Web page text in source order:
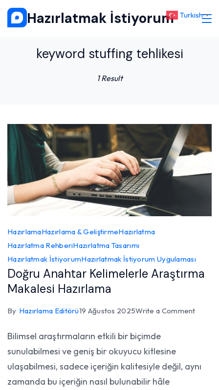
Skip
Hazırlatmak İstiyorum
keyword stuffing tehlikesi
1 Result
HazırlamaHazırlama & GeliştirmeHazırlatma
Hazırlatma RehberiHazırlatma Tasarımı
Hazırlatmak İstiyorumHazırlatmak İstiyorum Uygulaması
Doğru Anahtar Kelimelerle Araştırma
Makalesi Hazırlama
By Hazırlama Editörü19 Ağustos 2025Write a Commenton
Bilimsel araştırmaların etkili bir biçimde
sunulabilmesi ve geniş bir okuyucu kitlesine
ulaşabilmesi, sadece içeriğin kalitesiyle değil, aynı
zamanda bu içeriğin nasıl bulunabilir hâle
Turkish ▼